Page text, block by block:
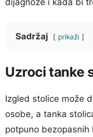
Sadržaj prikaži
Uzroci tanke
Izgled stolice može
osobe, a tanka
potpuno